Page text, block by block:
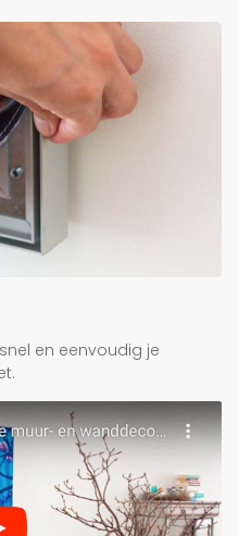
en eenvoudig je